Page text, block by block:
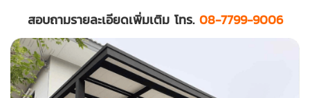
สอบถามรายละเอียดเพิ่มเติม โทร. 08-7799-9006